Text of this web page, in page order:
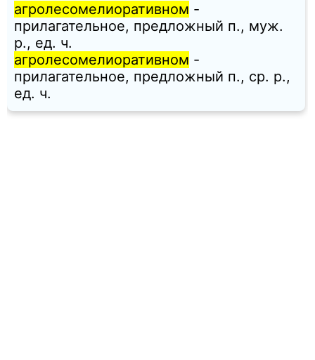
агролесомелиоративном -
прилагательное, предложный п., муж.
p., ед. ч.
агролесомелиоративном -
прилагательное, предложный п., ср. p.,
ед. ч.